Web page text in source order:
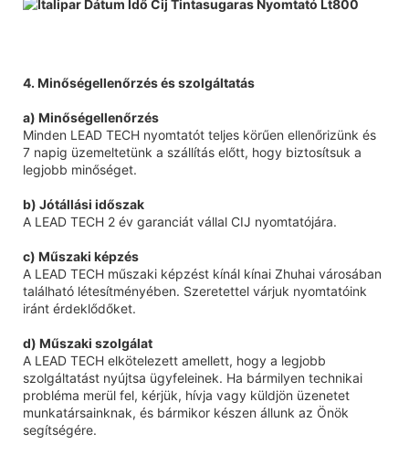
4. Minőségellenőrzés és szolgáltatás
a) Minőségellenőrzés
Minden LEAD TECH nyomtatót teljes körűen ellenőrizünk és
7 napig üzemeltetünk a szállítás előtt, hogy biztosítsuk a
legjobb minőséget.
b) Jótállási időszak
A LEAD TECH 2 év garanciát vállal CIJ nyomtatójára.
c) Műszaki képzés
A LEAD TECH műszaki képzést kínál kínai Zhuhai városában
található létesítményében. Szeretettel várjuk nyomtatóink
iránt érdeklődőket.
d) Műszaki szolgálat
A LEAD TECH elkötelezett amellett, hogy a legjobb
szolgáltatást nyújtsa ügyfeleinek. Ha bármilyen technikai
probléma merül fel, kérjük, hívja vagy küldjön üzenetet
munkatársainknak, és bármikor készen állunk az Önök
segítségére.